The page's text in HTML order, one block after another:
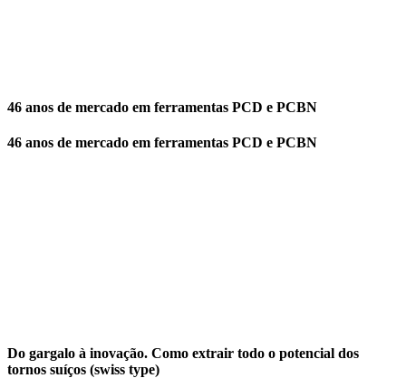
46 anos de mercado em ferramentas PCD e PCBN
46 anos de mercado em ferramentas PCD e PCBN
Do gargalo à inovação. Como extrair todo o potencial dos
tornos suíços (swiss type)